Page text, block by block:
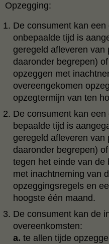
Opzegging:
De consument kan
onbepaalde tijd is
geregeld afleveren
daaronder begrepen)
opzeggen met
overeengekomen
opzegtermijn van ten
De consument kan
bepaalde tijd is
geregeld afleveren
daaronder begrepen)
tegen het einde van de
met inachtneming van
opzeggingsregels en
hoogste één maand.
De consument kan de
overeenkomsten:
a. te allen tijde